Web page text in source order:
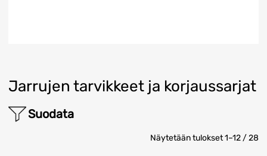
Jarrujen tarvikkeet ja korjaussarjat
Suodata
Näytetään tulokset 1–12 / 28